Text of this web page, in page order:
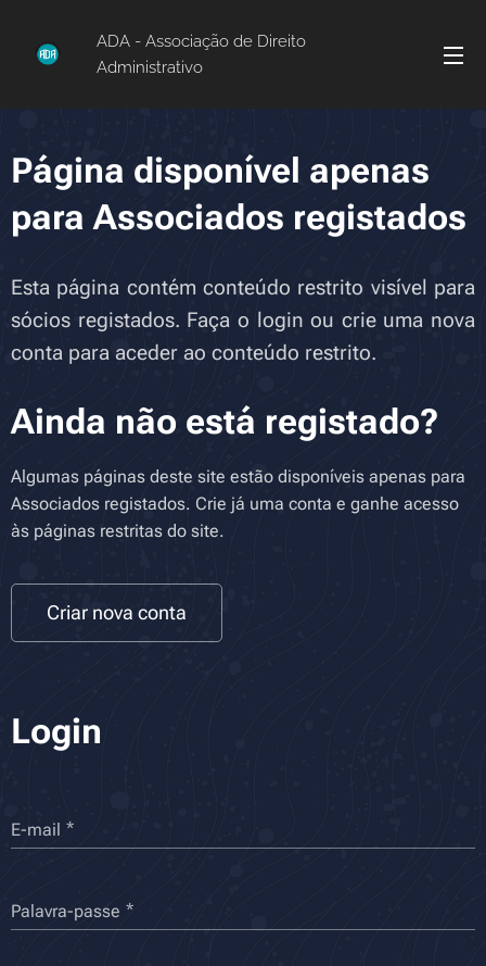
ADA - Associação de Direito
Administrativo
Página disponível apenas
para Associados registados
Esta página contém conteúdo restrito visível para
sócios registados. Faça o login ou crie uma nova
conta para aceder ao conteúdo restrito.
Ainda não está registado?
Algumas páginas deste site estão disponíveis apenas para
Associados registados. Crie já uma conta e ganhe acesso
às páginas restritas do site.
Criar nova conta
Login
E-mail
Palavra-passe